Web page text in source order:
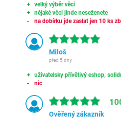
velký výběr věcí
nějaké věci jinde neseženete
na dobírku jde zaslat jen 10 ks
Miloš
před 5 dny
uživatelsky přívětivý eshop,
nic
Ověřený zákazník